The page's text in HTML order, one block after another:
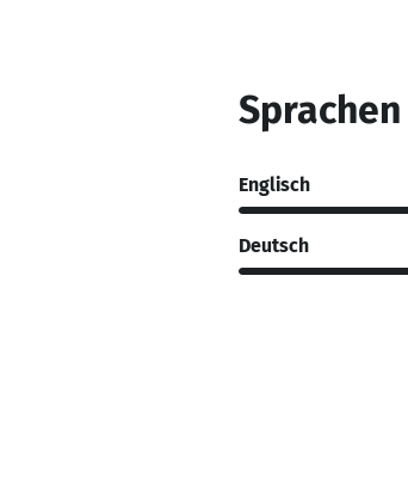
Sprachen
Englisch
Deutsch